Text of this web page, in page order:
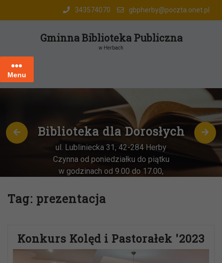
343574070 gbpherby@poczta.onet.pl
Gminna Biblioteka Publiczna
w Herbach
Menu
Biblioteka dla Dorosłych
ul. Lubliniecka 31, 42-284 Herby
Czynna od poniedziałku do piątku
w godzinach od 9.00 do 17.00,
w godz. 9:00-13:00
Tag: prezentacja
Konkurs Kolęd i Pastorałek '2023